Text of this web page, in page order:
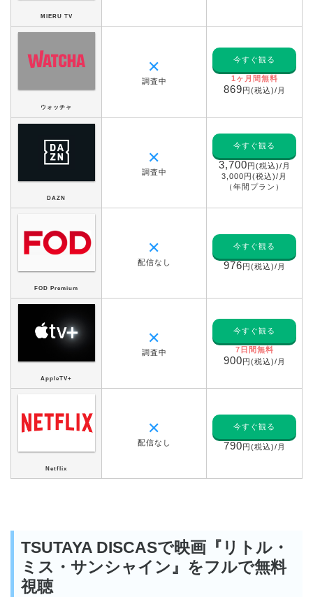
MIERU TV
ウォッチャ
✕
調査中
今すぐ観る
1ヶ月間無料
869円(税込)/月
DAZN
✕
調査中
今すぐ観る
3,700円(税込)/月
3,000円(税込)/月
（年間プラン）
FOD Premium
✕
配信なし
今すぐ観る
976円(税込)/月
AppleTV+
✕
調査中
今すぐ観る
7日間無料
900円(税込)/月
Netflix
✕
配信なし
今すぐ観る
790円(税込)/月
TSUTAYA DISCASで映画『リトル・
ミス・サンシャイン』をフルで無料
視聴